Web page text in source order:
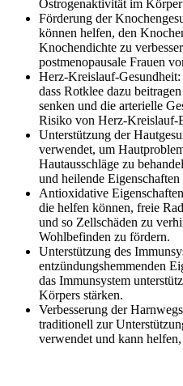
Östrogenaktivität im Körper
Förderung der
können helfen, den
Knochendichte zu
postmenopausale Frauen
Herz-Kreislauf-
dass Rotklee dazu
senken und die arterielle
Risiko von Herz-Kreislauf-
Unterstützung der
verwendet, um
Hautausschläge zu
und heilende Eigenschaften
Antioxidative
die helfen können, freie
und so Zellschäden zu
Wohlbefinden zu fördern.
Unterstützung des
entzündungshemmenden
das Immunsystem
Körpers stärken.
Verbesserung der
traditionell zur
verwendet und kann